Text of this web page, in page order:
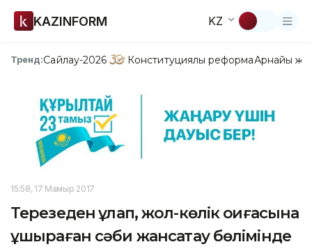
KAZINFORM KZ
Тренд:Сайлау-2026 Конституциялық реформаАрнайы
15:58, 17 Мамыр 2017
Терезеден құлап, жол-көлік оқиғасына
ұшыраған сәби жансақтау бөлімінде